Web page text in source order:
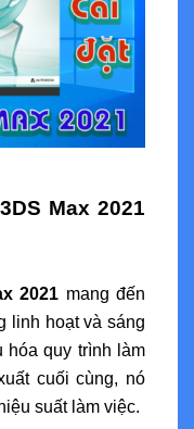
Max 2021
2021 mang đến
linh hoạt và sáng
quy trình làm
cuối cùng, nó
suất làm việc.